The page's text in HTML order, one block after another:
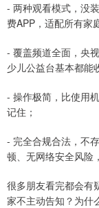
- 两种观看模式，没
费APP，适配所有家
- 覆盖频道全面，央
少儿公益台基本都能
- 操作极简，比使用
记住；
- 完全合规合法，不
顿、无网络安全风险
很多朋友看完都会有
家不主动告知？为什